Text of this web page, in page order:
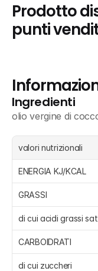
Prodotto
punti
Ingredienti
olio vergine di
valori nutrizionali
ENERGIA KJ/KCAL
GRASSI
di cui acidi grassi
CARBOIDRATI
di cui zuccheri